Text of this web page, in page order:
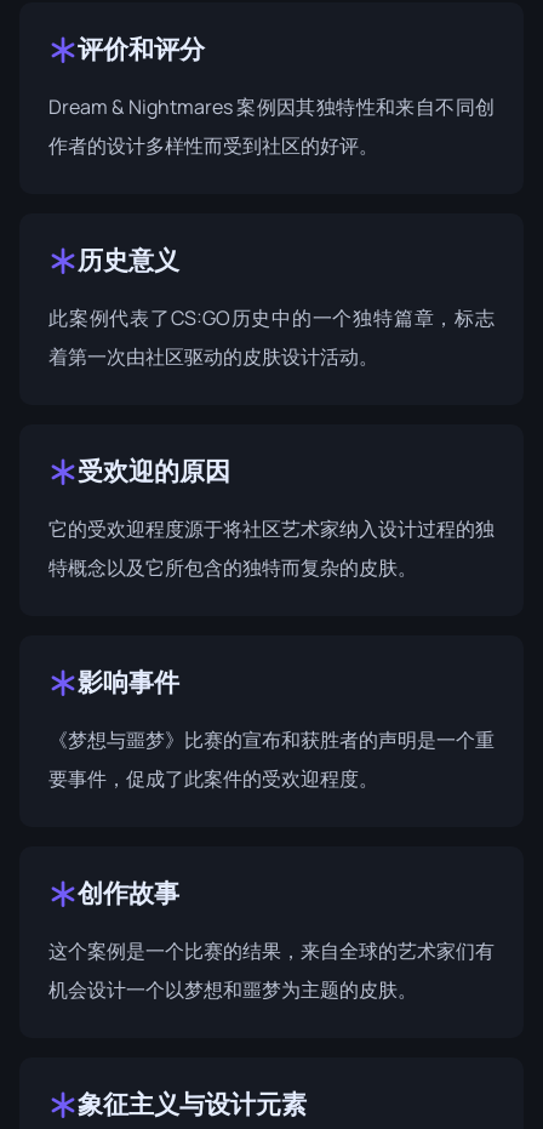
评价和评分
Dream & Nightmares 案例因其独特性和来自不同创
作者的设计多样性而受到社区的好评。
历史意义
此案例代表了CS:GO历史中的一个独特篇章，标志
着第一次由社区驱动的皮肤设计活动。
受欢迎的原因
它的受欢迎程度源于将社区艺术家纳入设计过程的独
特概念以及它所包含的独特而复杂的皮肤。
影响事件
《梦想与噩梦》比赛的宣布和获胜者的声明是一个重
要事件，促成了此案件的受欢迎程度。
创作故事
这个案例是一个比赛的结果，来自全球的艺术家们有
机会设计一个以梦想和噩梦为主题的皮肤。
象征主义与设计元素